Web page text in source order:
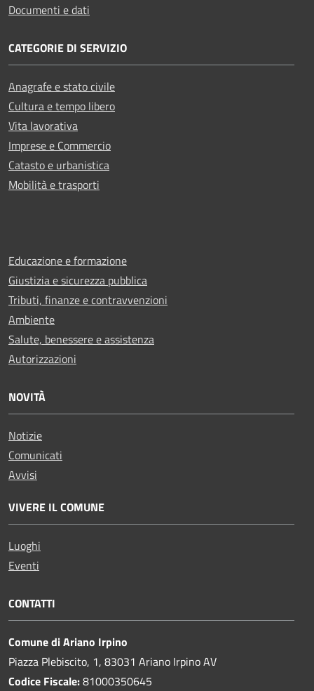
Documenti e dati
CATEGORIE DI SERVIZIO
Anagrafe e stato civile
Cultura e tempo libero
Vita lavorativa
Imprese e Commercio
Catasto e urbanistica
Mobilità e trasporti
Educazione e formazione
Giustizia e sicurezza pubblica
Tributi, finanze e contravvenzioni
Ambiente
Salute, benessere e assistenza
Autorizzazioni
NOVITÀ
Notizie
Comunicati
Avvisi
VIVERE IL COMUNE
Luoghi
Eventi
CONTATTI
Comune di Ariano Irpino
Piazza Plebiscito, 1, 83031 Ariano Irpino AV
Codice Fiscale:81000350645